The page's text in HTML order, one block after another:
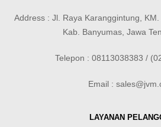
Address : Jl. Raya Karanggintung,
Kab. Banyumas, Jawa
Telepon : 08113038383 /
Email :
LAYANAN